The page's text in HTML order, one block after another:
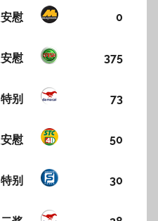
安慰 0
安慰 375
特别 73
安慰 50
特别 30